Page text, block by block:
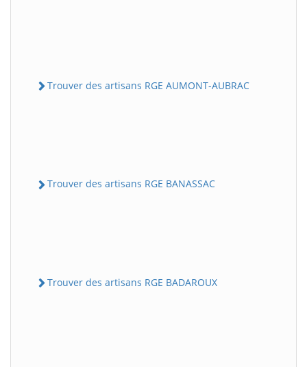
Trouver des artisans RGE AUMONT-AUBRAC
Trouver des artisans RGE BANASSAC
Trouver des artisans RGE BADAROUX